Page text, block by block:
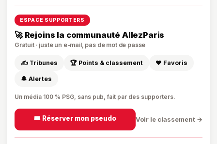
ESPACE SUPPORTERS
🚀 Rejoins la communauté AllezParis
Gratuit · juste un e-mail, pas de mot de passe
✍️ Tribunes 🏆 Points & classement ❤️ Favoris
🔔 Alertes
Un média 100 % PSG, sans pub, fait par des supporters.
🎟️ Réserver mon pseudo Voir le classement →